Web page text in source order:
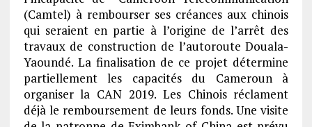
(Camtel) à rembourser ses créances aux chinois
qui seraient en partie à l’origine de l’arrêt des
travaux de construction de l’autoroute Douala-
Yaoundé. La finalisation de ce projet détermine
partiellement les capacités du Cameroun à
organiser la CAN 2019. Les Chinois réclament
déjà le remboursement de leurs fonds. Une visite